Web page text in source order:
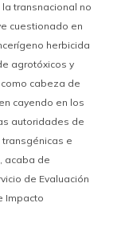
transnacional no
cuestionado en
herbicida
agrotóxicos y
cabeza de
cayendo en los
autoridades de
e
acaba de
de Evaluación
Impacto